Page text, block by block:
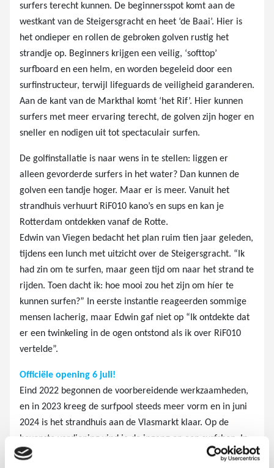
surfers terecht kunnen. De beginnersspot komt aan de
westkant van de Steigersgracht en heet ‘de Baai’. Hier is
het ondieper en rollen de gebroken golven rustig het
strandje op. Beginners krijgen een veilig, ‘softtop’
surfboard en een helm, en worden begeleid door een
surfinstructeur, terwijl lifeguards de veiligheid garanderen.
Aan de kant van de Markthal komt ‘het Rif’. Hier kunnen
surfers met meer ervaring terecht, de golven zijn hoger en
sneller en nodigen uit tot spectaculair surfen.
De golfinstallatie is naar wens in te stellen: liggen er
alleen gevorderde surfers in het water? Dan kunnen de
golven een tandje hoger. Maar er is meer. Vanuit het
strandhuis verhuurt RiF010 kano’s en sups en kan je
Rotterdam ontdekken vanaf de Rotte.
Edwin van Viegen bedacht het plan ruim tien jaar geleden,
tijdens een lunch met uitzicht over de Steigersgracht. “Ik
had zin om te surfen, maar geen tijd om naar het strand te
rijden. Toen dacht ik: hoe mooi zou het zijn om híer te
kunnen surfen?” In eerste instantie reageerden sommige
mensen lacherig, maar Edwin gaf niet op “Ik ontdekte dat
er een twinkeling in de ogen ontstond als ik over RiF010
vertelde”.
Officiële opening 6 juli!
Eind 2022 begonnen de voorbereidende werkzaamheden,
en in 2023 kreeg de surfpool steeds meer vorm en in juni
2024 is het strandhuis aan de Vlasmarkt klaar. Op de
bovenste verdieping vind je de ingang en een surfshop. In
de kelder komt de kleedkamer met warme douches. Op de